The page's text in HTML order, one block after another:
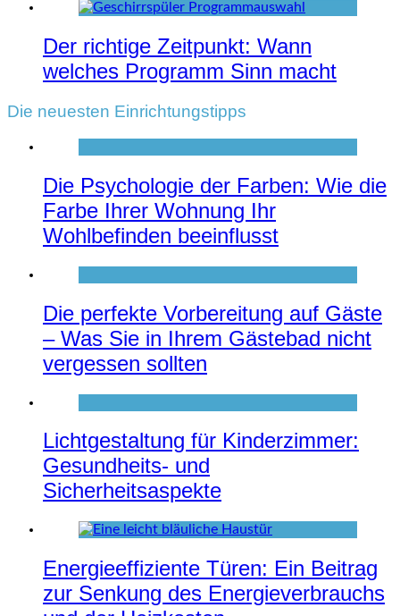
Der richtige Zeitpunkt: Wann
welches Programm Sinn macht
Die neuesten Einrichtungstipps
Die Psychologie der Farben: Wie die
Farbe Ihrer Wohnung Ihr
Wohlbefinden beeinflusst
Die perfekte Vorbereitung auf Gäste
– Was Sie in Ihrem Gästebad nicht
vergessen sollten
Lichtgestaltung für Kinderzimmer:
Gesundheits- und
Sicherheitsaspekte
Energieeffiziente Türen: Ein Beitrag
zur Senkung des Energieverbrauchs